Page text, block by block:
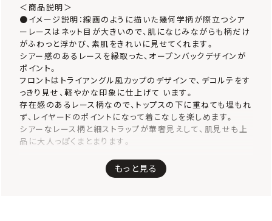
＜商品説明＞
●イメージ説明：線画のように描いた幾何学柄が際立つシア
ーレースはネット目が大きいので、肌になじみながらも柄だけ
がふわっと浮かび、素肌をきれいに見せてくれます。
シアー感のあるレースを縁取った、オープンバックデザインが
ポイント。
フロントはトライアングル風カップのデザインで、デコルテをす
っきり見せ、軽やかな印象に仕上げて います。
存在感のあるレース柄なので、トップスの下に重ねても埋もれ
ず、レイヤードのポイントになって着こなしを楽しめます。
シアーなレース柄と細ストラップが華奢見えして、肌見せも上
品に大人っぽくまとまります。
・ソフトなウレタン素材のストレッチモールドカップがバストに
もっと見る